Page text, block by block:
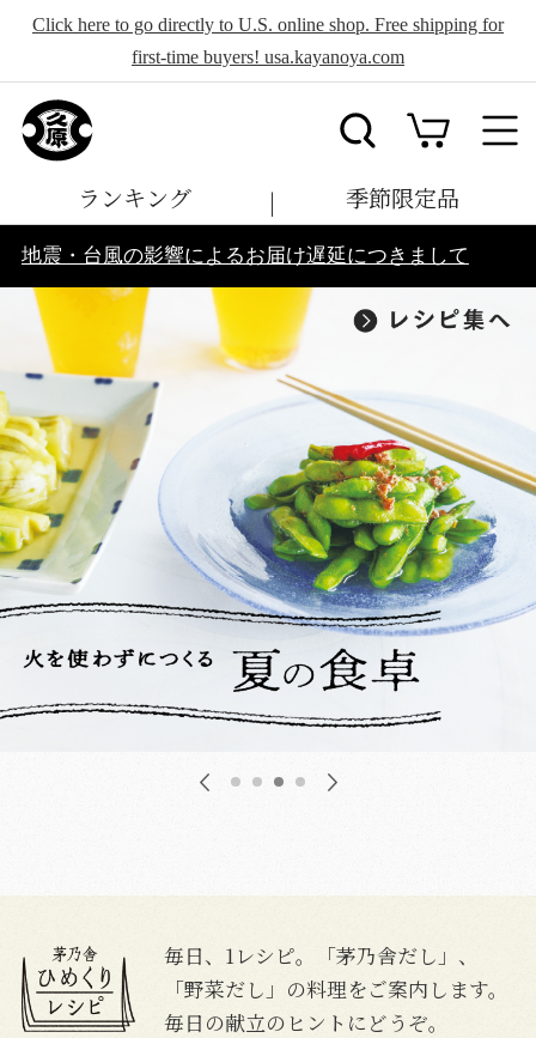
Click here to go directly to U.S. online shop. Free shipping for
first-time buyers! usa.kayanoya.com
ランキング 季節限定品
地震・台風の影響によるお届け遅延につきまして
毎日、1レシピ。「茅乃舎だし」、
「野菜だし」の料理をご案内します。
毎日の献立のヒントにどうぞ。